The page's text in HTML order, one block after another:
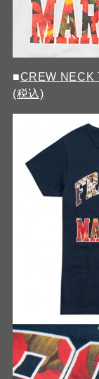
■CREW NECK
(税込)